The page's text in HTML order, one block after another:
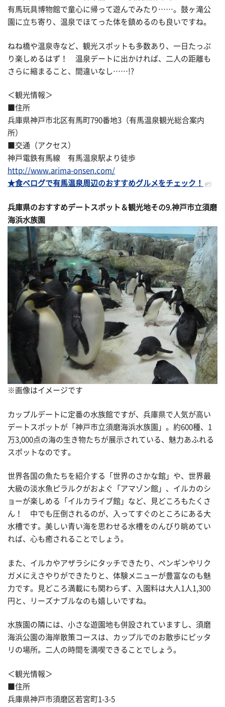
有馬玩具博物館で童心に帰って遊んでみたり……。鼓ヶ滝公
園に立ち寄り、温泉でほてった体を鎮めるのも良いですね。
ねね橋や温泉寺など、観光スポットも多数あり、一日たっぷ
り楽しめるはず！ 温泉デートに出かければ、二人の距離も
さらに縮まること、間違いなし……!?
＜観光情報＞
■住所
兵庫県神戸市北区有馬町790番地3（有馬温泉観光総合案内
所）
■交通（アクセス）
神戸電鉄有馬線 有馬温泉駅より徒歩
http://www.arima-onsen.com/
★食べログで有馬温泉周辺のおすすめグルメをチェック！
兵庫県のおすすめデートスポット＆観光地その9.神戸市立須磨
海浜水族園
※画像はイメージです
カップルデートに定番の水族館ですが、兵庫県で人気が高い
デートスポットが「神戸市立須磨海浜水族園」。約600種、1
万3,000点の海の生き物たちが展示されている、魅力あふれる
スポットなのです。
世界各国の魚たちを紹介する「世界のさかな館」や、世界最
大級の淡水魚ピラルクがおよぐ「アマゾン館」、イルカのシ
ョーが楽しめる「イルカライブ館」など、見どころもたくさ
ん！ 中でも圧倒されるのが、入ってすぐのところにある大
水槽です。美しい青い海を思わせる水槽をのんびり眺めてい
れば、心も癒されることでしょう。
また、イルカやアザラシにタッチできたり、ペンギンやリク
ガメにえさやりができたりと、体験メニューが豊富なのも魅
力です。見どころ満載にも関わらず、入園料は大人1人1,300
円と、リーズナブルなのも嬉しいですね。
水族園の隣には、小さな遊園地も併設されていますし、須磨
海浜公園の海岸散策コースは、カップルでのお散歩にピッタ
リの場所。二人の時間を満喫できることでしょう。
＜観光情報＞
■住所
兵庫県神戸市須磨区若宮町1-3-5